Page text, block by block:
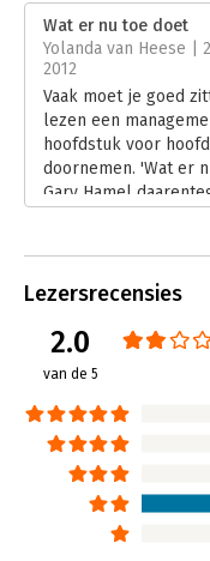
aandachtspunten:
passie en ideologie.
Hamel presenteert
voor managers die
bureaucratie willen
vergroten en pionier
duurzaamheid.
veranderingen
Druk:
Verschijningsdatum:
Hoofdrubriek:
Wat er nu toe doet
Yolanda van Heese |
2012
Vaak moet je goed
lezen een
hoofdstuk voor
doornemen. 'Wat er
Gary Hamel
belangrijk is voor
voortdurende
worden geschud: na
scherp op je netvlies
moeten veranderen.
Lees verder
Lezersrecensies
2.0
van de 5